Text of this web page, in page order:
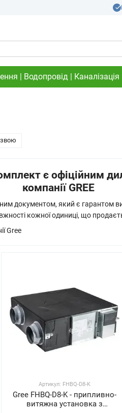
| Водопровід | Каналізація
є офіційним
компанії GREE
документом, який є гарантом
кожної одиниці, що
Артикул: FHBQ-D8-K
Gree FHBQ-D8-K - припливно-
витяжна установка з